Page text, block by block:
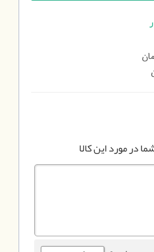
در مورد این کالا